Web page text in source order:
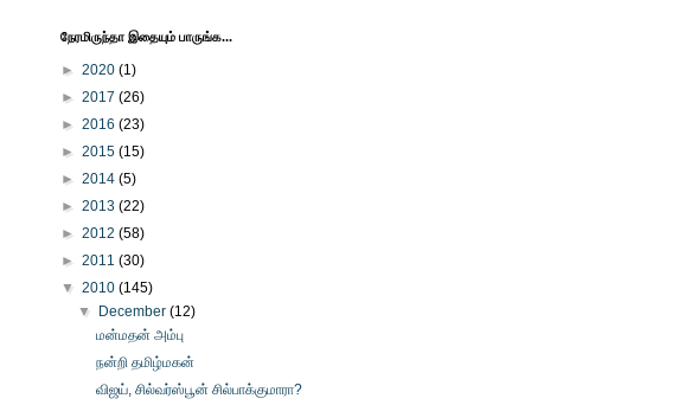
நேரமிருந்தா இதையும் பாருங்க...
► 2020 (1)
► 2017 (26)
► 2016 (23)
► 2015 (15)
► 2014 (5)
► 2013 (22)
► 2012 (58)
► 2011 (30)
▼ 2010 (145)
▼
December(12)
மன்மதன் அம்பு
நன்றி தமிழ்மகன்
விஜய், சில்வர்ஸ்பூன் சில்பாக்குமாரா?